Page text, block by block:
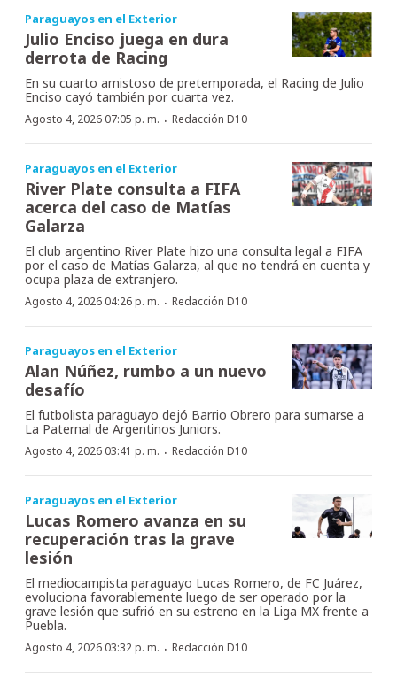
Paraguayos en el Exterior
Julio Enciso juega en dura
derrota de Racing
En su cuarto amistoso de pretemporada, el Racing de Julio
Enciso cayó también por cuarta vez.
Agosto 4, 2026 07:05 p. m. · Redacción D10
Paraguayos en el Exterior
River Plate consulta a FIFA
acerca del caso de Matías
Galarza
El club argentino River Plate hizo una consulta legal a FIFA
por el caso de Matías Galarza, al que no tendrá en cuenta y
ocupa plaza de extranjero.
Agosto 4, 2026 04:26 p. m. · Redacción D10
Paraguayos en el Exterior
Alan Núñez, rumbo a un nuevo
desafío
El futbolista paraguayo dejó Barrio Obrero para sumarse a
La Paternal de Argentinos Juniors.
Agosto 4, 2026 03:41 p. m. · Redacción D10
Paraguayos en el Exterior
Lucas Romero avanza en su
recuperación tras la grave
lesión
El mediocampista paraguayo Lucas Romero, de FC Juárez,
evoluciona favorablemente luego de ser operado por la
grave lesión que sufrió en su estreno en la Liga MX frente a
Puebla.
Agosto 4, 2026 03:32 p. m. · Redacción D10